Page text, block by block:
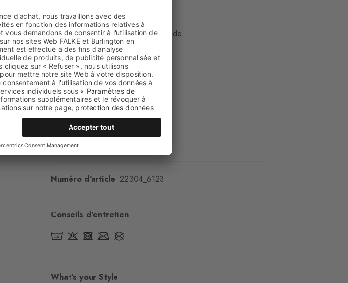
Transparence Opaque
Matière 67% Coton, 33% Polyamide
Aspect
lisse
Longueur de tige Genou
Confort ultra-doux
Type d'ourlet A côtes
Renforts aucun
Semelle Normal
Style classique
Numéro d'article 22304_6123
Conseils d'entretien
What's your Style